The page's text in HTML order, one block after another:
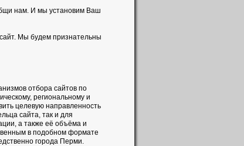
нам. И мы установим Ваш
Мы будем признательны
отбора сайтов по
региональному и
целевую направленность
сайта, так и для
а также её объёма и
в подобном формате
города Перми.